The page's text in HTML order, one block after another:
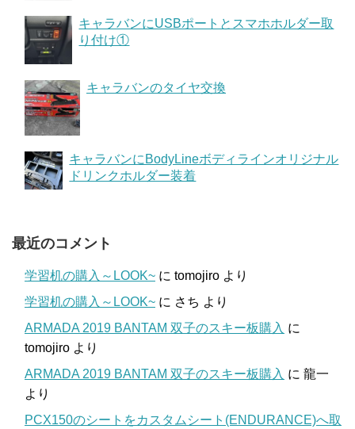
キャラバンにUSBポートとスマホホルダー取
り付け①
キャラバンのタイヤ交換
キャラバンにBodyLineボディラインオリジナル
ドリンクホルダー装着
最近のコメント
学習机の購入～LOOK~ に tomojiro より
学習机の購入～LOOK~ に さち より
ARMADA 2019 BANTAM 双子のスキー板購入 に
tomojiro より
ARMADA 2019 BANTAM 双子のスキー板購入 に 龍一
より
PCX150のシートをカスタムシート(ENDURANCE)へ取